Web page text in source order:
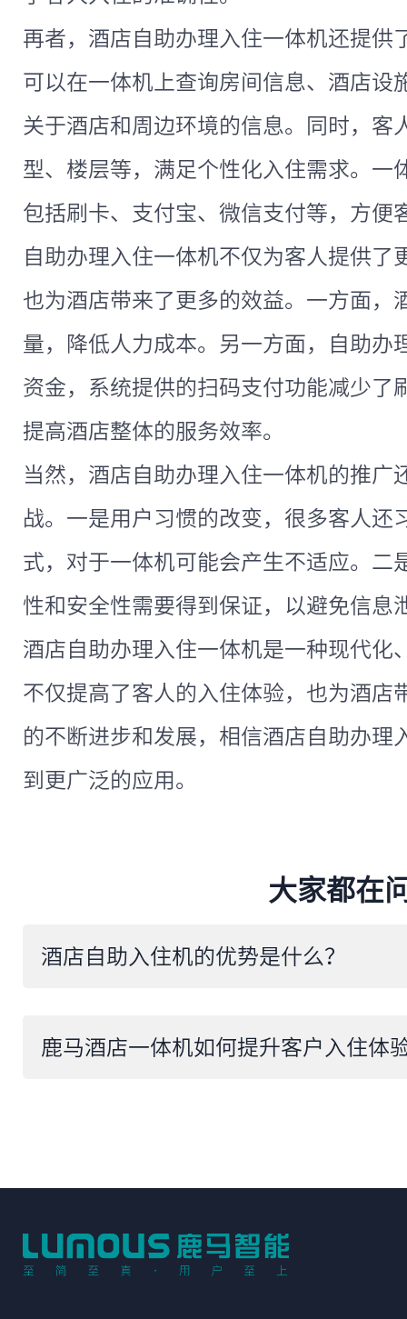
再者，酒店自助办理入住一体机还提供
可以在一体机上查询房间信息、酒店设
关于酒店和周边环境的信息。同时，客
型、楼层等，满足个性化入住需求。一
包括刷卡、支付宝、微信支付等，方便
自助办理入住一体机不仅为客人提供了
也为酒店带来了更多的效益。一方面，
量，降低人力成本。另一方面，自助办
资金，系统提供的扫码支付功能减少了
提高酒店整体的服务效率。
当然，酒店自助办理入住一体机的推广
战。一是用户习惯的改变，很多客人还
式，对于一体机可能会产生不适应。二
性和安全性需要得到保证，以避免信息
酒店自助办理入住一体机是一种现代化
不仅提高了客人的入住体验，也为酒店
的不断进步和发展，相信酒店自助办理
到更广泛的应用。
大家都在
酒店自助入住机的优势是什么？
鹿马酒店一体机如何提升客户入住体